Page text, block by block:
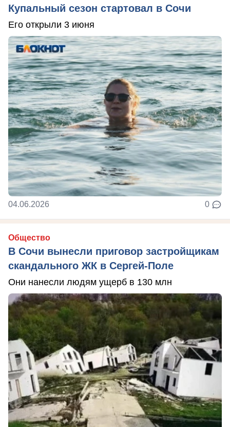
Купальный сезон стартовал в Сочи
Его открыли 3 июня
04.06.2026 0
Общество
В Сочи вынесли приговор застройщикам
скандального ЖК в Сергей-Поле
Они нанесли людям ущерб в 130 млн